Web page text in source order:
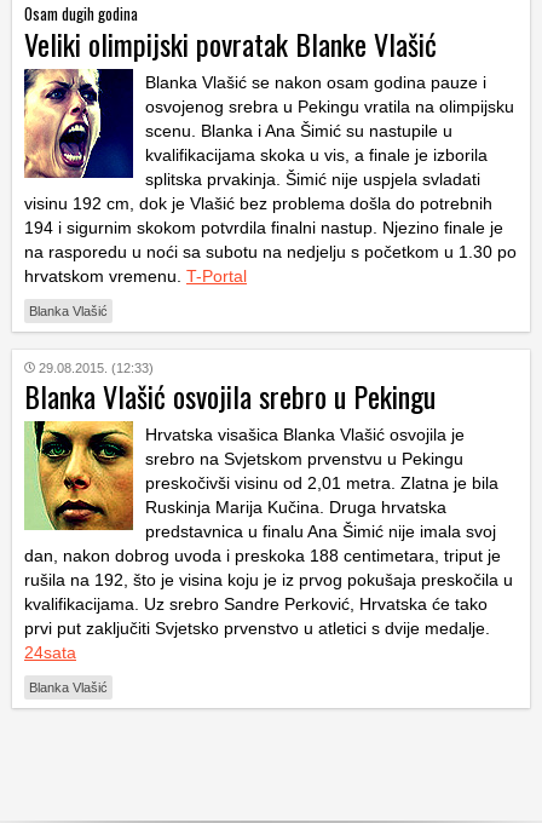
Osam dugih godina
Veliki olimpijski povratak Blanke Vlašić
Blanka Vlašić se nakon osam godina pauze i
osvojenog srebra u Pekingu vratila na olimpijsku
scenu. Blanka i Ana Šimić su nastupile u
kvalifikacijama skoka u vis, a finale je izborila
splitska prvakinja. Šimić nije uspjela svladati
visinu 192 cm, dok je Vlašić bez problema došla do potrebnih
194 i sigurnim skokom potvrdila finalni nastup. Njezino finale je
na rasporedu u noći sa subotu na nedjelju s početkom u 1.30 po
hrvatskom vremenu. T-Portal
Blanka Vlašić
29.08.2015. (12:33)
Blanka Vlašić osvojila srebro u Pekingu
Hrvatska visašica Blanka Vlašić osvojila je
srebro na Svjetskom prvenstvu u Pekingu
preskočivši visinu od 2,01 metra. Zlatna je bila
Ruskinja Marija Kučina. Druga hrvatska
predstavnica u finalu Ana Šimić nije imala svoj
dan, nakon dobrog uvoda i preskoka 188 centimetara, triput je
rušila na 192, što je visina koju je iz prvog pokušaja preskočila u
kvalifikacijama. Uz srebro Sandre Perković, Hrvatska će tako
prvi put zaključiti Svjetsko prvenstvo u atletici s dvije medalje.
24sata
Blanka Vlašić